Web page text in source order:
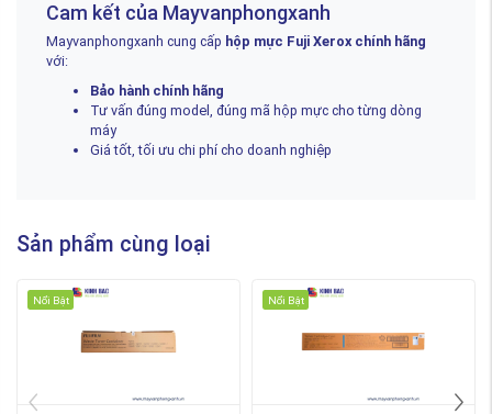
Cam kết của Mayvanphongxanh
Mayvanphongxanh cung cấp hộp mực Fuji Xerox chính hãng
với:
Bảo hành chính hãng
Tư vấn đúng model, đúng mã hộp mực cho từng dòng
máy
Giá tốt, tối ưu chi phí cho doanh nghiệp
Sản phẩm cùng loại
Nổi Bật Nổi Bật